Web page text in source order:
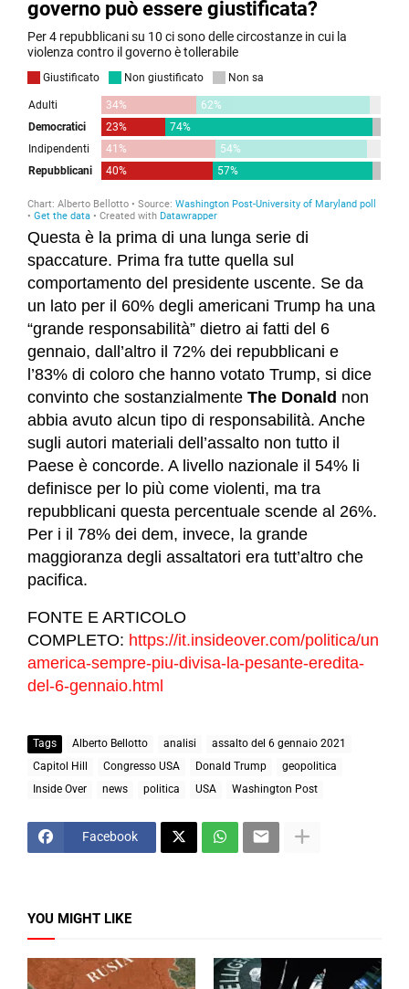
Questa è la prima di una lunga serie di
spaccature. Prima fra tutte quella sul
comportamento del presidente uscente. Se da
un lato per il 60% degli americani Trump ha una
“grande responsabilità” dietro ai fatti del 6
gennaio, dall’altro il 72% dei repubblicani e
l’83% di coloro che hanno votato Trump, si dice
convinto che sostanzialmente The Donald non
abbia avuto alcun tipo di responsabilità. Anche
sugli autori materiali dell’assalto non tutto il
Paese è concorde. A livello nazionale il 54% li
definisce per lo più come violenti, ma tra
repubblicani questa percentuale scende al 26%.
Per i il 78% dei dem, invece, la grande
maggioranza degli assaltatori era tutt’altro che
pacifica.
FONTE E ARTICOLO
COMPLETO: https://it.insideover.com/politica/un
america-sempre-piu-divisa-la-pesante-eredita-
del-6-gennaio.html
Tags Alberto Bellotto analisi
assalto del 6 gennaio 2021
Capitol Hill
Congresso USA Donald Trump
geopolitica
Inside Over
news politica USA Washington Post
Facebook
YOU MIGHT LIKE